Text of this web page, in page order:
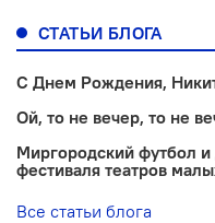
СТАТЬИ БЛОГА
С Днем Рождения,
Ой, то не вечер, то не
Миргородский футбол и
фестиваля театров
Все статьи блога